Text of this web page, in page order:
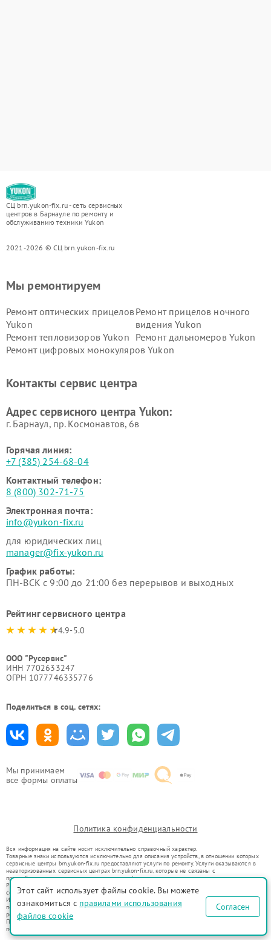
СЦ brn.yukon-fix.ru - сеть сервисных
центров в Барнауле по ремонту и
обслуживанию техники Yukon
2021-2026 © СЦ brn.yukon-fix.ru
Мы принимаем
все формы оплаты
Мы ремонтируем
Ремонт оптических прицелов
Yukon
Ремонт прицелов ночного
видения Yukon
Ремонт тепловизоров Yukon Ремонт дальномеров Yukon
Ремонт цифровых монокуляров Yukon
Контакты сервис центра
Адрес сервисного центра Yukon:
г. Барнаул, ​пр. Космонавтов, 6в
Горячая линия:
+7 (385) 254-68-04
Контактный телефон:
8 (800) 302-71-75
Электронная почта:
info@yukon-fix.ru
для юридических лиц
manager@fix-yukon.ru
График работы:
ПН-ВСК с 9:00 до 21:00 без перерывов и выходных
Рейтинг сервисного центра
4.9-5.0
ООО "Русервис"
ИНН 7702633247
ОГРН 1077746335776
Поделиться в соц. сетях:
Политика конфиденциальности
Вся информация на сайте носит исключительно справочный характер.
Товарные знаки используются исключительно для описания устройств, в отношении которых
сервисные центры brn.yukon-fix.ru предоставляют услуги по ремонту. Услуги оказываются в
неавторизованных сервисных центрах brn.yukon-fix.ru, которые не связаны с
правообладателями товарных знаков или их официальными представителями.
Ремонт осуществляется для устройств, уже введенных в гражданский оборот в соответствии
со статьей 1487 ГК РФ.
Использование товарных знаков не преследует цели индивидуализации услуг или введения
потребителей в заблуждение, а служит для информирования о предоставляемых услугах по
ремонту техники указанных брендов.
Представленная на сайте информация не является публичной офертой, определяемой
положениями Статьи 437(2) Гражданского кодекса РФ
Этот сайт использует файлы cookie. Вы можете
ознакомиться с правилами использования
файлов cookie
Согласен